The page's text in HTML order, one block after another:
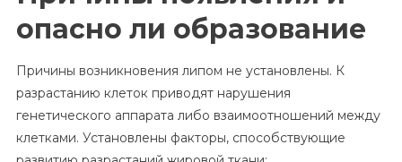
опасно ли образование
Причины возникновения липом не установлены. К
разрастанию клеток приводят нарушения
генетического аппарата либо взаимоотношений между
клетками. Установлены факторы, способствующие